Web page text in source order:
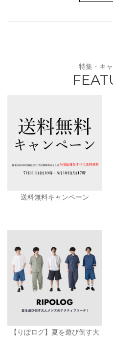
特集・キ
送料無料キャンペーン
【りぽログ】夏を遊び倒す大